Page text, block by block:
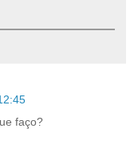
faço?